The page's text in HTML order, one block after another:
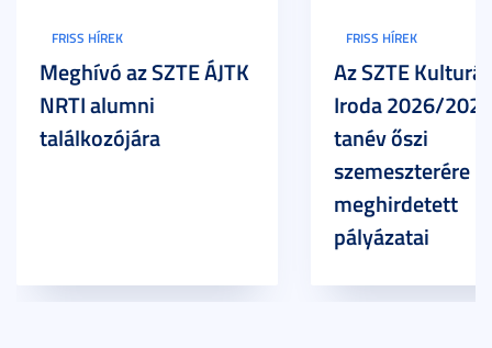
FRISS HÍREK
Meghívó az SZTE ÁJTK
NRTI alumni
találkozójára
FRISS HÍREK
Az SZTE
Iroda 2026/
tanév őszi
szemeszterére
meghirdetett
pályázatai